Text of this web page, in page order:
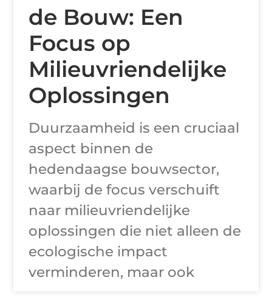
de Bouw: Een
Focus op
Milieuvriendelijke
Oplossingen
Duurzaamheid is een cruciaal
aspect binnen de
hedendaagse bouwsector,
waarbij de focus verschuift
naar milieuvriendelijke
oplossingen die niet alleen de
ecologische impact
verminderen, maar ook